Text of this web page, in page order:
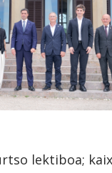
lektiboa;